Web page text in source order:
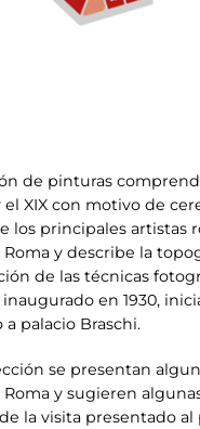
de pinturas
el XIX con motivo de
los principales artistas
y describe la
de las técnicas
en 1930,
a palacio Braschi.
se presentan
Roma y sugieren
la visita presentado al